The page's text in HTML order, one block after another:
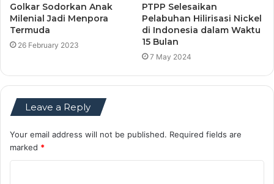
Golkar Sodorkan Anak
Milenial Jadi Menpora
Termuda
26 February 2023
PTPP Selesaikan
Pelabuhan Hilirisasi Nickel
di Indonesia dalam Waktu
15 Bulan
7 May 2024
Leave a Reply
Your email address will not be published. Required fields are
marked *